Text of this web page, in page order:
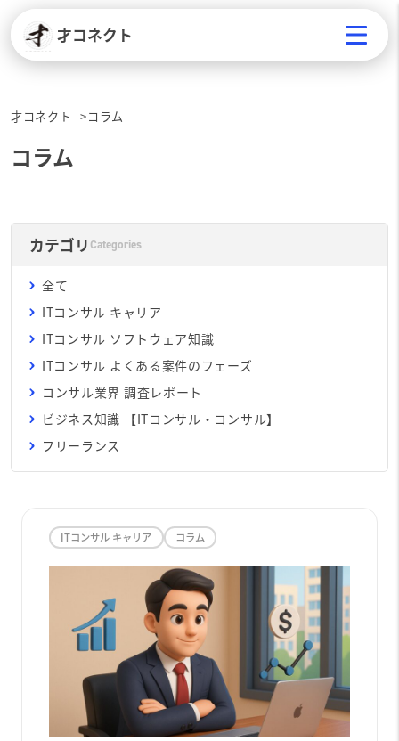
才コネクト
才コネクト コラム
コラム
カテゴリ Categories
全て
ITコンサル キャリア
ITコンサル ソフトウェア知識
ITコンサル よくある案件のフェーズ
コンサル業界 調査レポート
ビジネス知識 【ITコンサル・コンサル】
フリーランス
ITコンサル キャリア コラム